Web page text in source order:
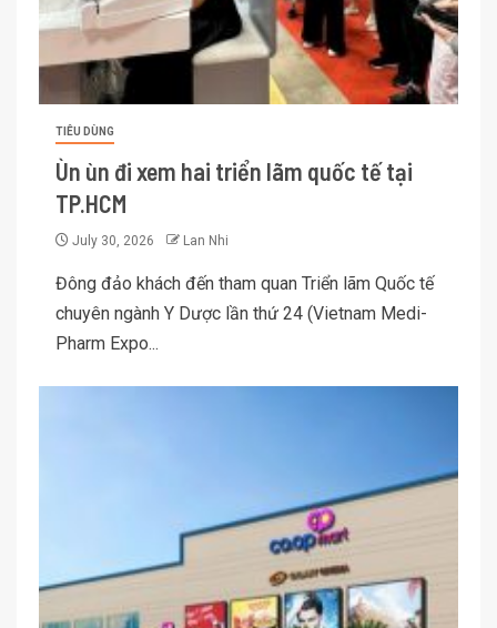
TIÊU DÙNG
Ùn ùn đi xem hai triển lãm quốc tế tại
TP.HCM
July 30, 2026 Lan Nhi
Đông đảo khách đến tham quan Triển lãm Quốc tế
chuyên ngành Y Dược lần thứ 24 (Vietnam Medi-
Pharm Expo...